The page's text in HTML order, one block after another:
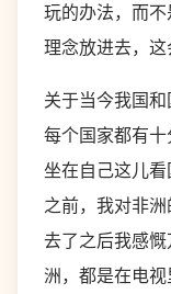
玩的办法，而
理念放进去，
关于当今我国和
每个国家都有十
坐在自己这儿
之前，我对非
去了之后我感
洲，都是在电